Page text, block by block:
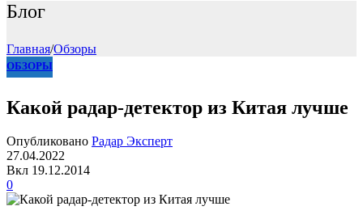
Блог
Главная/Обзоры
ОБЗОРЫ
Какой радар-детектор из Китая лучше
Опубликовано Радар Эксперт
27.04.2022
Вкл 19.12.2014
0